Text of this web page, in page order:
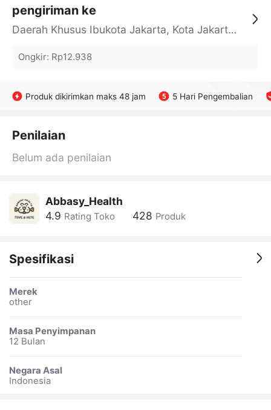
pengiriman ke
Daerah Khusus Ibukota Jakarta, Kota Jakarta Barat, Cengkareng, yy
Ongkir: Rp12.938
Produk dikirimkan maks 48 jam 5 Hari Pengembalian
Penilaian
Belum ada penilaian
Abbasy_Health
4.9 Rating Toko 428 Produk
Spesifikasi
Merek
other
Masa Penyimpanan
12 Bulan
Negara Asal
Indonesia